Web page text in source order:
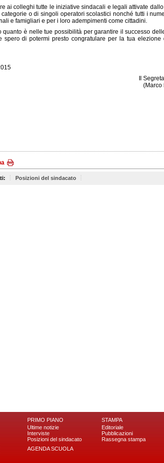
ai colleghi tutte le iniziative sindacali e legali attivate
o di singoli operatori scolastici nonché tutti i
e famigliari e per i loro adempimenti come cittadini.
quanto è nelle tue possibilità per garantire il successo
spero di potermi presto congratulare per la tua
Il
(Marco
Posizioni del sindacato
PRIMO PIANO
Ultime notizie
Interviste
Posizioni del sindacato
AGENDA SCUOLA
STAMPA
Editoriale
Pubblicazioni
Rassegna stampa